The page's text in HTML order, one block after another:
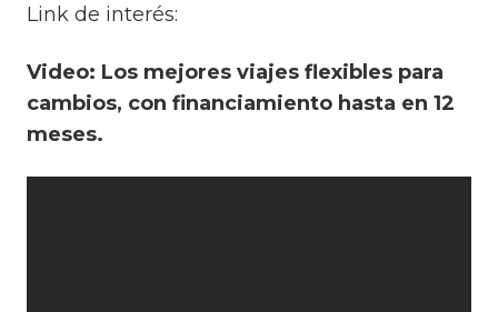
Link de interés:
Video: Los mejores viajes flexibles para
cambios, con financiamiento hasta en 12
meses.